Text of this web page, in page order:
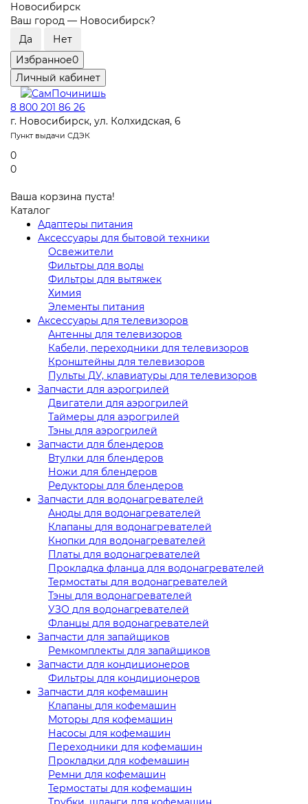
Новосибирск
Ваш город — Новосибирск?
Избранное0
Личный кабинет
8 800 201 86 26
г. Новосибирск, ул. Колхидская, 6
Пункт выдачи СДЭК
0
0
Ваша корзина пуста!
Каталог
Адаптеры питания
Аксессуары для бытовой техники
Освежители
Фильтры для воды
Фильтры для вытяжек
Химия
Элементы питания
Аксессуары для телевизоров
Антенны для телевизоров
Кабели, переходники для телевизоров
Кронштейны для телевизоров
Пульты ДУ, клавиатуры для телевизоров
Запчасти для аэрогрилей
Двигатели для аэрогрилей
Таймеры для аэрогрилей
Тэны для аэрогрилей
Запчасти для блендеров
Втулки для блендеров
Ножи для блендеров
Редукторы для блендеров
Запчасти для водонагревателей
Аноды для водонагревателей
Клапаны для водонагревателей
Кнопки для водонагревателей
Платы для водонагревателей
Прокладка фланца для водонагревателей
Термостаты для водонагревателей
Тэны для водонагревателей
УЗО для водонагревателей
Фланцы для водонагревателей
Запчасти для запайщиков
Ремкомплекты для запайщиков
Запчасти для кондиционеров
Фильтры для кондиционеров
Запчасти для кофемашин
Клапаны для кофемашин
Моторы для кофемашин
Насосы для кофемашин
Переходники для кофемашин
Прокладки для кофемашин
Ремни для кофемашин
Термостаты для кофемашин